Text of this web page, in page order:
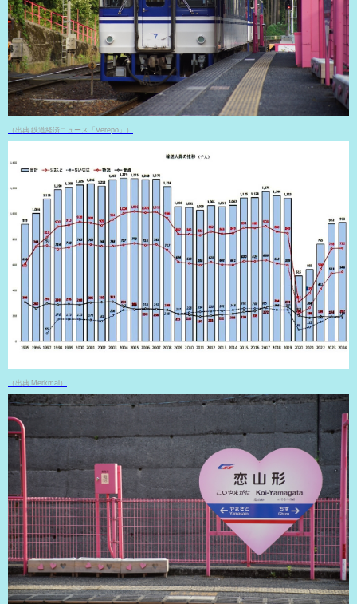
（出典 鉄道経済ニュース「Verepo」）
（出典 Merkmal）